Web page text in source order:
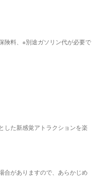
険料、※別途ガソリン代が必要で
した新感覚アトラクションを楽
合がありますので、あらかじめ